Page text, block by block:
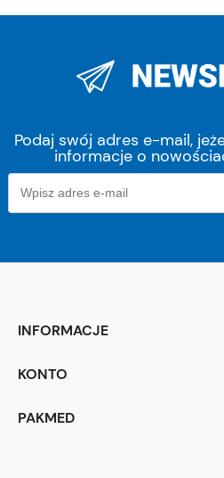
Podaj swój adres e-mail,
informacje o
INFORMACJE
KONTO
PAKMED